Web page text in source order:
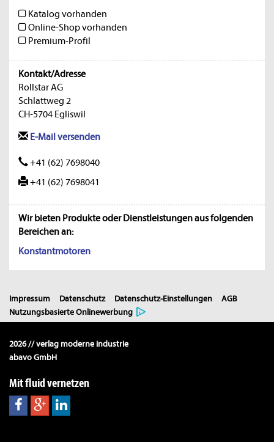
Katalog vorhanden
Online-Shop vorhanden
Premium-Profil
Kontakt/Adresse
Rollstar AG
Schlattweg 2
CH-5704 Egliswil
E-Mail versenden
+41 (62) 7698040
+41 (62) 7698041
Wir bieten Produkte oder Dienstleistungen aus folgenden
Bereichen an:
Konstantmotoren
Impressum Datenschutz Datenschutz-Einstellungen
AGB
Nutzungsbasierte Onlinewerbung
2026 // verlag moderne industrie
abavo GmbH
Mit fluid vernetzen